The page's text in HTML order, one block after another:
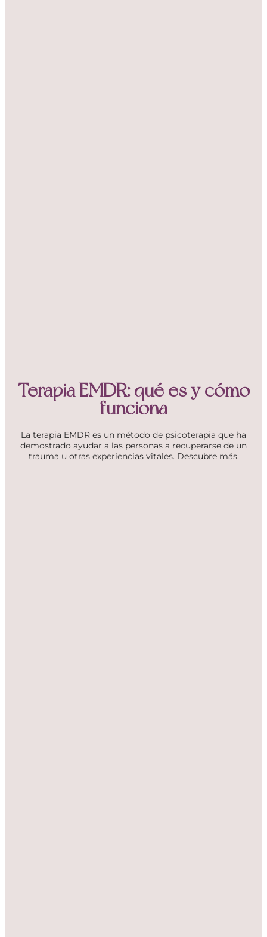
Terapia EMDR: qué es y cómo
funciona
La terapia EMDR es un método de psicoterapia que ha
demostrado ayudar a las personas a recuperarse de un
trauma u otras experiencias vitales. Descubre más.